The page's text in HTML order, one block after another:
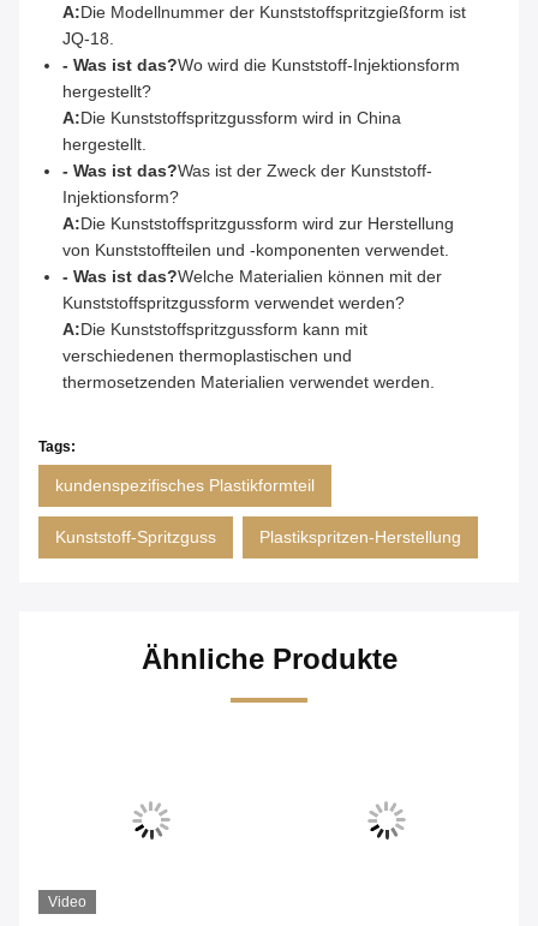
A:Die Modellnummer der Kunststoffspritzgießform ist
JQ-18.
- Was ist das?Wo wird die Kunststoff-Injektionsform
hergestellt?
A:Die Kunststoffspritzgussform wird in China
hergestellt.
- Was ist das?Was ist der Zweck der Kunststoff-
Injektionsform?
A:Die Kunststoffspritzgussform wird zur Herstellung
von Kunststoffteilen und -komponenten verwendet.
- Was ist das?Welche Materialien können mit der
Kunststoffspritzgussform verwendet werden?
A:Die Kunststoffspritzgussform kann mit
verschiedenen thermoplastischen und
thermosetzenden Materialien verwendet werden.
Tags:
kundenspezifisches Plastikformteil
Kunststoff-Spritzguss Plastikspritzen-Herstellung
Ähnliche Produkte
Video